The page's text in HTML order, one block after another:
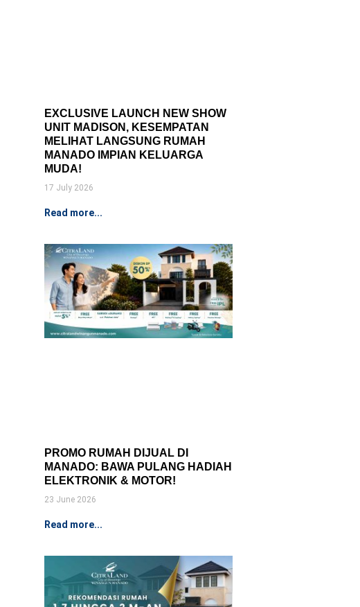
EXCLUSIVE LAUNCH NEW SHOW
UNIT MADISON, KESEMPATAN
MELIHAT LANGSUNG RUMAH
MANADO IMPIAN KELUARGA
MUDA!
17 July 2026
Read more...
PROMO RUMAH DIJUAL DI
MANADO: BAWA PULANG HADIAH
ELEKTRONIK & MOTOR!
23 June 2026
Read more...